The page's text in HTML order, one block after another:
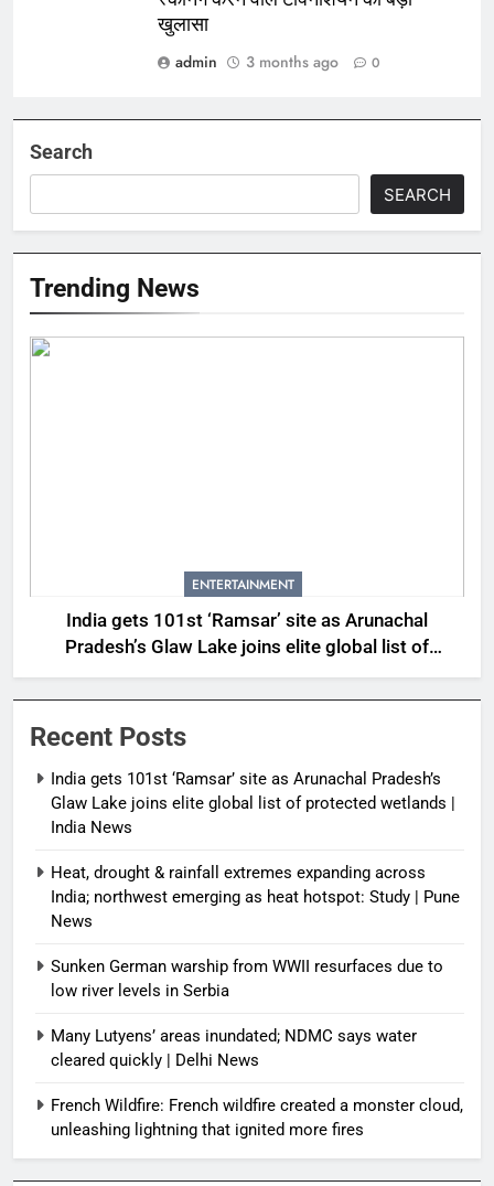
खुलासा
admin
3 months ago 0
Search
SEARCH
Trending News
ENTERTAINMENT
India gets 101st ‘Ramsar’ site as Arunachal
Pradesh’s Glaw Lake joins elite global list of
protected wetlands | India News
Recent Posts
India gets 101st ‘Ramsar’ site as Arunachal Pradesh’s
Glaw Lake joins elite global list of protected wetlands |
India News
Heat, drought & rainfall extremes expanding across
India; northwest emerging as heat hotspot: Study | Pune
News
Sunken German warship from WWII resurfaces due to
low river levels in Serbia
Many Lutyens’ areas inundated; NDMC says water
cleared quickly | Delhi News
French Wildfire: French wildfire created a monster cloud,
unleashing lightning that ignited more fires